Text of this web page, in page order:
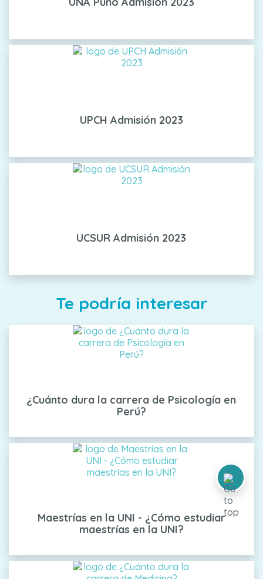
UPCH Admisión 2023
UCSUR Admisión 2023
Te podría interesar
¿Cuánto dura la carrera de Psicología en
Perú?
Maestrías en la UNI - ¿Cómo estudiar
maestrías en la UNI?